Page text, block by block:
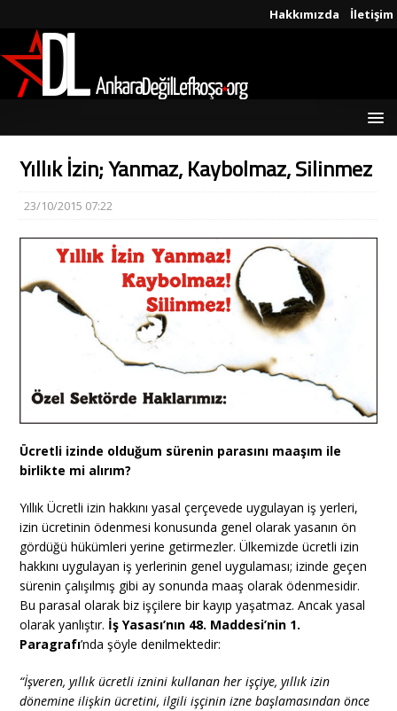
Hakkımızda İletişim
Yıllık İzin; Yanmaz, Kaybolmaz, Silinmez
23/10/2015 07:22
Ücretli izinde olduğum sürenin parasını maaşım ile
birlikte mi alırım?
Yıllık Ücretli izin hakkını yasal çerçevede uygulayan iş yerleri,
izin ücretinin ödenmesi konusunda genel olarak yasanın ön
gördüğü hükümleri yerine getirmezler. Ülkemizde ücretli izin
hakkını uygulayan iş yerlerinin genel uygulaması; izinde geçen
sürenin çalışılmış gibi ay sonunda maaş olarak ödenmesidir.
Bu parasal olarak biz işçilere bir kayıp yaşatmaz. Ancak yasal
olarak yanlıştır. İş Yasası’nın 48. Maddesi’nin 1.
Paragrafı’nda şöyle denilmektedir:
“İşveren, yıllık ücretli iznini kullanan her işçiye, yıllık izin
dönemine ilişkin ücretini, ilgili işçinin izne başlamasından önce